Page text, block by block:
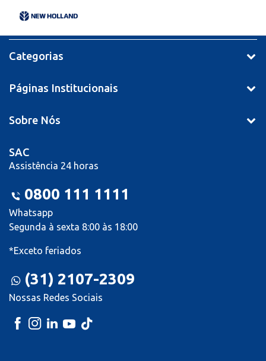
Categorias
Páginas Institucionais
Sobre Nós
SAC
Assistência 24 horas
0800 111 1111
Whatsapp
Segunda à sexta 8:00 às 18:00
*Exceto feriados
(31) 2107-2309
Nossas Redes Sociais